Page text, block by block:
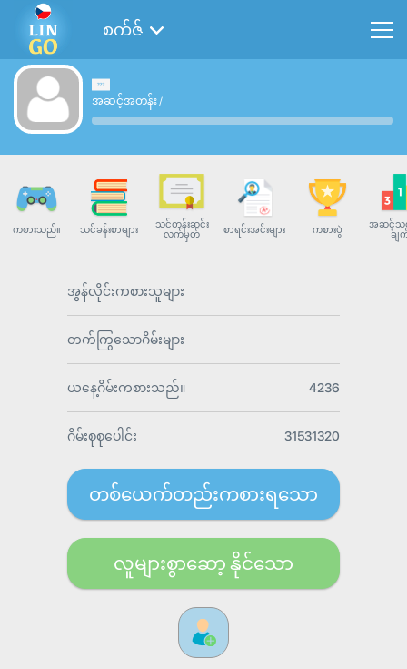
စက်ဇ်
အဆင့်အတန်း/
ကစားသည်။ သင်ခန်းစာများ
သင်တန်းဆင်း
လက်မှတ်
စာရင်းအင်းများ ကစားပွဲ
အဆင့်သ
ချ
အွန်လိုင်းကစားသူများ
တက်ကြွသောဂိမ်းများ
ယနေ့ဂိမ်းကစားသည်။ 4236
ဂိမ်းစုစုပေါင်း 31531320
တစ်ယေက်တည်းကစားရသော
လူများစွာဆော့ နိုင်သော